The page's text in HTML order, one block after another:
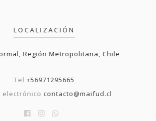
LOCALIZACIÓN
Región Metropolitana, Chile
Tel +56971295665
electrónico contacto@maifud.cl